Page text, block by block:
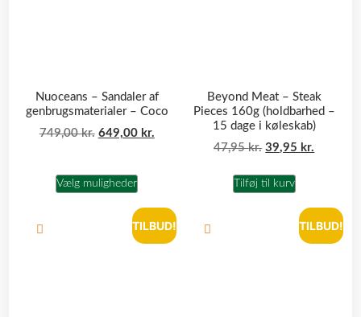
Nuoceans – Sandaler af
genbrugsmaterialer – Coco
749,00kr. 649,00 kr.
Vælg muligheder
Beyond Meat – Steak
Pieces 160g (holdbarhed –
15 dage i køleskab)
47,95kr. 39,95 kr.
Tilføj til kurv
TILBUD! TILBUD!